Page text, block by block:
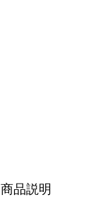
商品説明